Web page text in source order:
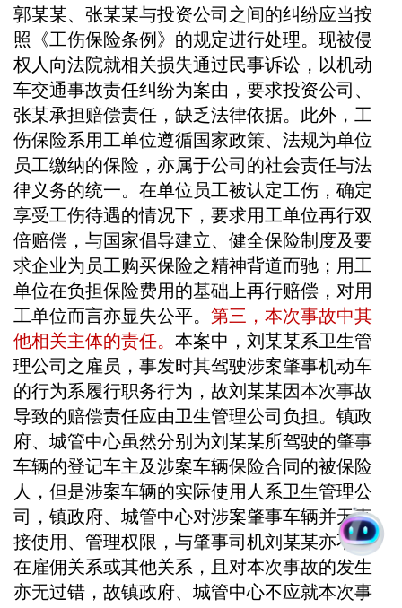
郭某某、张某某与投资公司之间的纠纷应当按
照《工伤保险条例》的规定进行处理。现被侵
权人向法院就相关损失通过民事诉讼，以机动
车交通事故责任纠纷为案由，要求投资公司、
张某承担赔偿责任，缺乏法律依据。此外，工
伤保险系用工单位遵循国家政策、法规为单位
员工缴纳的保险，亦属于公司的社会责任与法
律义务的统一。在单位员工被认定工伤，确定
享受工伤待遇的情况下，要求用工单位再行双
倍赔偿，与国家倡导建立、健全保险制度及要
求企业为员工购买保险之精神背道而驰；用工
单位在负担保险费用的基础上再行赔偿，对用
工单位而言亦显失公平。 第三，本次事故中其
他相关主体的责任。 本案中，刘某某系卫生管
理公司之雇员，事发时其驾驶涉案肇事机动车
的行为系履行职务行为，故刘某某因本次事故
导致的赔偿责任应由卫生管理公司负担。镇政
府、城管中心虽然分别为刘某某所驾驶的肇事
车辆的登记车主及涉案车辆保险合同的被保险
人，但是涉案车辆的实际使用人系卫生管理公
司，镇政府、城管中心对涉案肇事车辆并无直
接使用、管理权限，与肇事司机刘某某亦不存
在雇佣关系或其他关系，且对本次事故的发生
亦无过错，故镇政府、城管中心不应就本次事